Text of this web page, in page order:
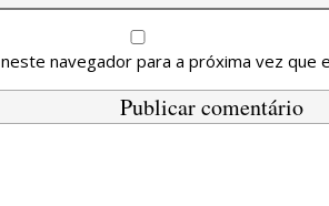
neste navegador para a próxima vez que